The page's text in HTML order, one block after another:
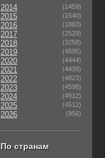
2014 (1459)
2015 (1540)
2016 (1883)
2017 (2529)
2018 (3258)
2019 (4695)
2020 (4444)
2021 (4439)
2022 (4823)
2023 (4598)
2024 (4912)
2025 (4512)
2026 (956)
По странам